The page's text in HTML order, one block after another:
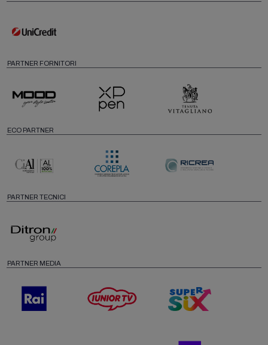
PARTNER FORNITORI
ECO PARTNER
PARTNER TECNICI
PARTNER MEDIA